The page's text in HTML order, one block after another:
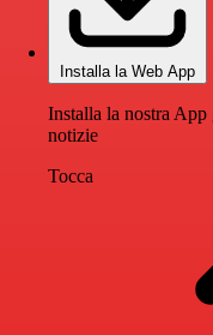
Installa la Web App
Installa la nostra App
notizie
Tocca